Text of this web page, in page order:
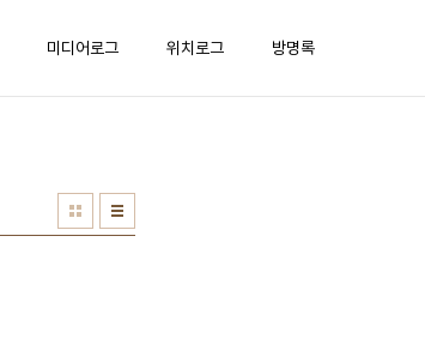
미디어로그 위치로그 방명록